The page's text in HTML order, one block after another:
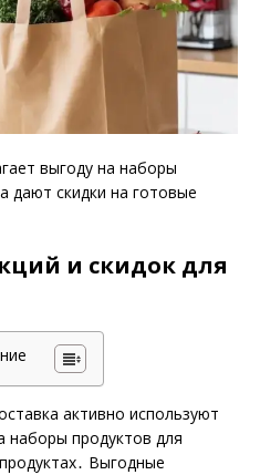
выгоду на наборы
дают скидки на готовые
и скидок для
активно используют
наборы продуктов для
Выгодные